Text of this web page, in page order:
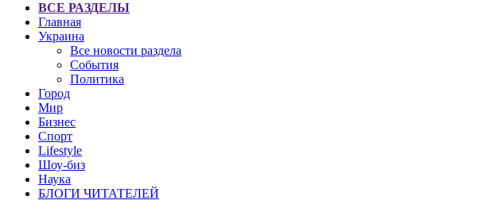
ВСЕ РАЗДЕЛЫ
Главная
Украина
Все новости раздела
События
Политика
Город
Мир
Бизнес
Спорт
Lifestyle
Шоу-биз
Наука
БЛОГИ ЧИТАТЕЛЕЙ